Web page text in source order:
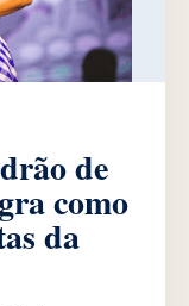
de
como
da